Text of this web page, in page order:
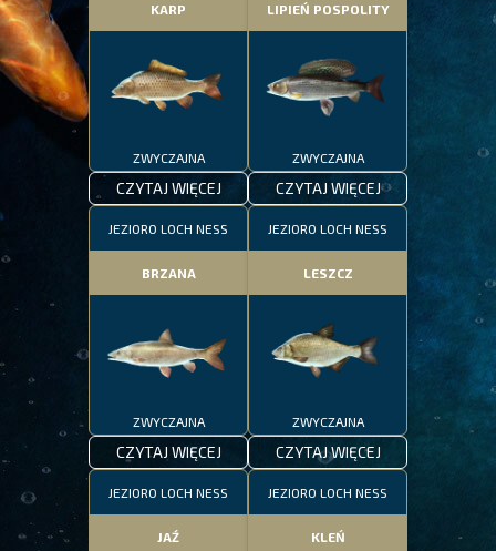
KARP
ZWYCZAJNA
CZYTAJ WIĘCEJ
LIPIEŃ POSPOLITY
ZWYCZAJNA
CZYTAJ WIĘCEJ
JEZIORO LOCH NESS
BRZANA
ZWYCZAJNA
CZYTAJ WIĘCEJ
JEZIORO LOCH NESS
LESZCZ
ZWYCZAJNA
CZYTAJ WIĘCEJ
JEZIORO LOCH NESS
JAŹ
JEZIORO LOCH NESS
KLEŃ